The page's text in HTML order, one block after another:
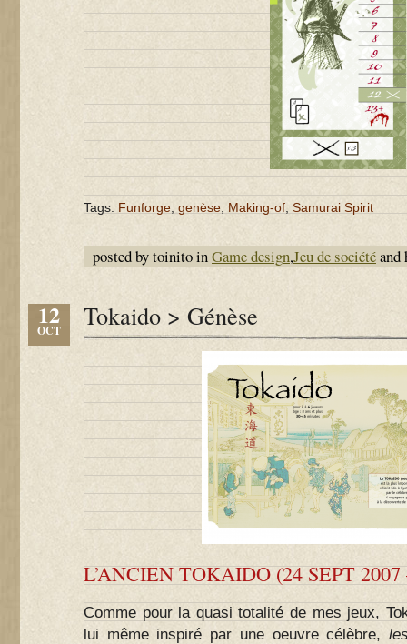
Tags: Funforge genèse Making-of Samurai Spirit
posted by toinito inGame design,Jeu de sociétéand
12
OCT Tokaido > Génèse
L’ANCIEN TOKAIDO (24 SEPT
Comme pour la quasi totalité de mes jeux,
lui même inspiré par une oeuvre célèbre,